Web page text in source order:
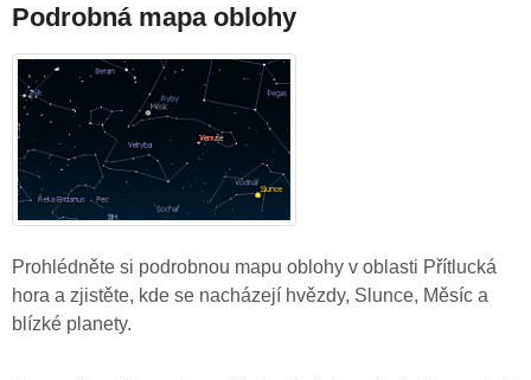
Podrobná mapa oblohy
Prohlédněte si podrobnou mapu oblohy v oblasti Přítlucká
hora a zjistěte, kde se nacházejí hvězdy, Slunce, Měsíc a
blízké planety.